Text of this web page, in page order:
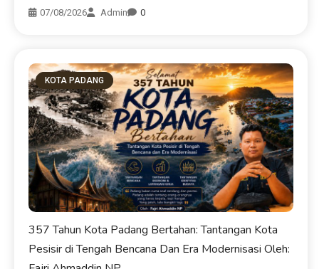
07/08/2026 Admin 0
KOTA PADANG
357 Tahun Kota Padang Bertahan: Tantangan Kota
Pesisir di Tengah Bencana Dan Era Modernisasi Oleh: